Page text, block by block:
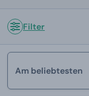
Filter
Am beliebtesten